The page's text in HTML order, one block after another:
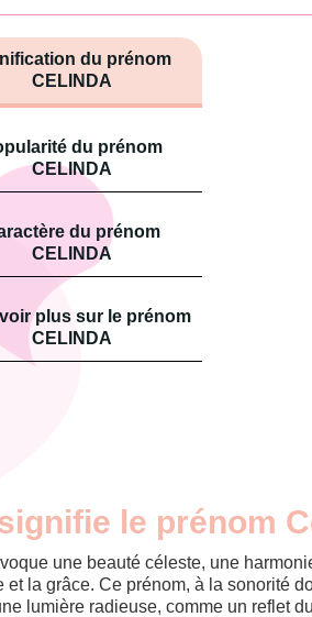
du prénom
CELINDA
du prénom
CELINDA
du prénom
CELINDA
plus sur le prénom
CELINDA
le prénom
une beauté céleste, une
et la grâce. Ce prénom, à la sonorité
lumière radieuse, comme un reflet